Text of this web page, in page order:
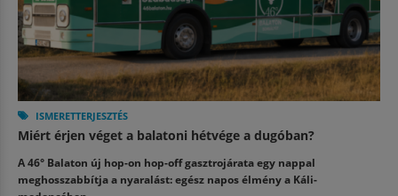
ISMERETTERJESZTÉS
Miért érjen véget a balatoni hétvége a dugóban?
A 46° Balaton új hop-on hop-off gasztrojárata egy nappal
meghosszabbítja a nyaralást: egész napos élmény a Káli-